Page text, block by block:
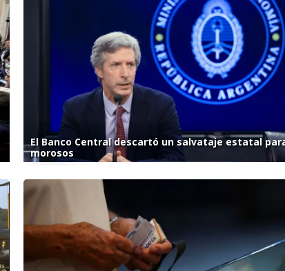
El Banco Central descartó un salvataje estatal
morosos